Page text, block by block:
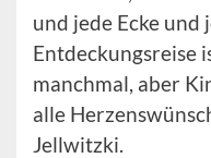
und jede Ecke und
Entdeckungsreise
manchmal, aber
alle
Jellwitzki.